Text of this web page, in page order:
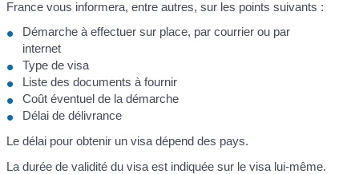
France vous informera, entre autres, sur les points suivants :
Démarche à effectuer sur place, par courrier ou par
internet
Type de visa
Liste des documents à fournir
Coût éventuel de la démarche
Délai de délivrance
Le délai pour obtenir un visa dépend des pays.
La durée de validité du visa est indiquée sur le visa lui-même.